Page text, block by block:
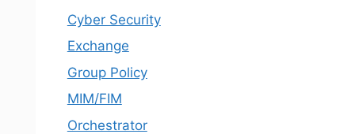
Cyber Security
Exchange
Group Policy
MIM/FIM
Orchestrator